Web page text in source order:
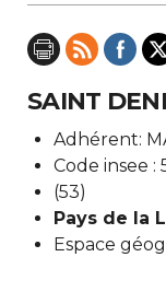
SAINT
Adhérent:
Code insee :
(53)
Pays de la
Espace